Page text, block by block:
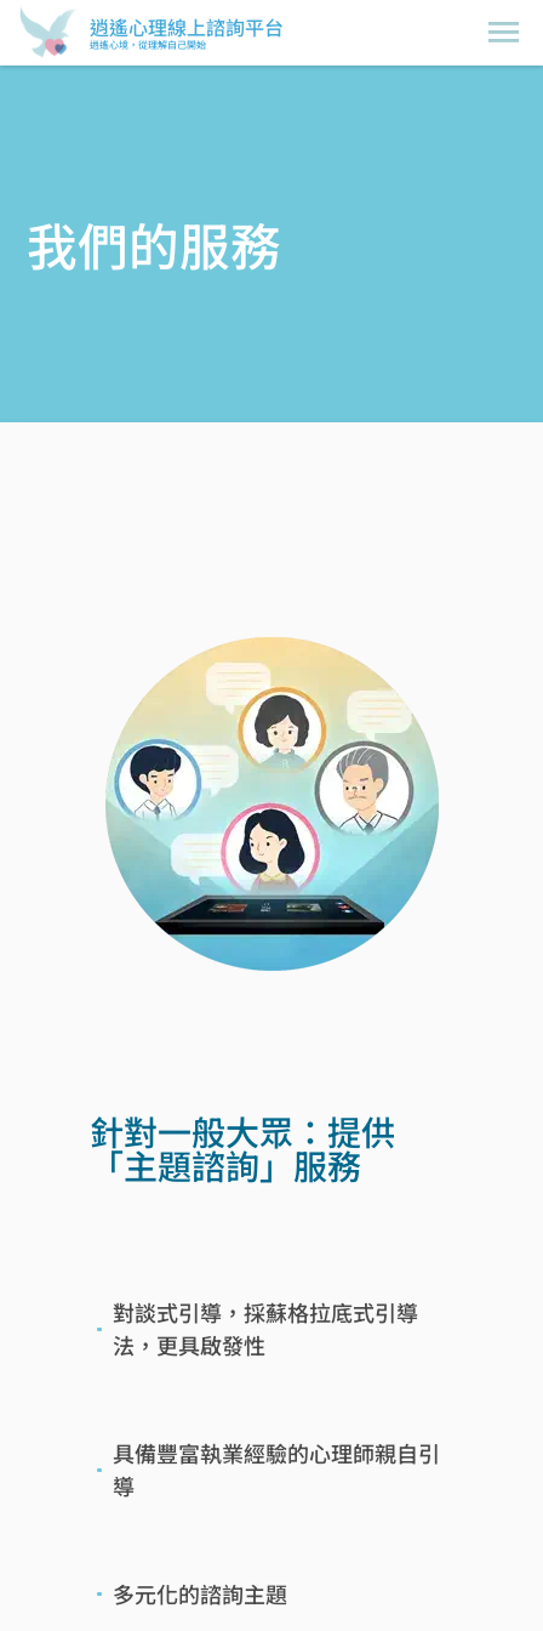
逍遙心理線上諮詢平台
逍遙心境，從理解自己開始
我們的服務
針對一般大眾：提供
「主題諮詢」服務
對談式引導，採蘇格拉底式引導
法，更具啟發性
具備豐富執業經驗的心理師親自引
導
多元化的諮詢主題